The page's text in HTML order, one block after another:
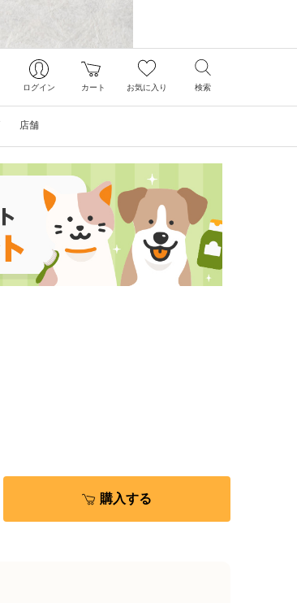
ログイン カート お気に入り 検索
店舗
購入する